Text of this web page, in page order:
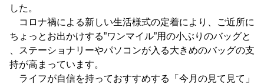
した。
コロナ禍による新しい生活様式の定着により、ご近所に
ちょっとお出かけする”ワンマイル”用の小ぶりのバッグと
、ステーショナリーやパソコンが入る大きめのバッグの支
持が高まっています。
ライフが自信を持っておすすめする「今月の見て見て」